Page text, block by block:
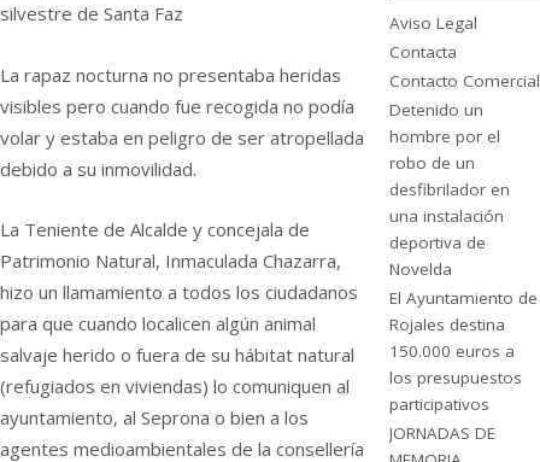
silvestre de Santa Faz
La rapaz nocturna no presentaba heridas
visibles pero cuando fue recogida no podía
volar y estaba en peligro de ser atropellada
debido a su inmovilidad.
La Teniente de Alcalde y concejala de
Patrimonio Natural, Inmaculada Chazarra,
hizo un llamamiento a todos los ciudadanos
para que cuando localicen algún animal
salvaje herido o fuera de su hábitat natural
(refugiados en viviendas) lo comuniquen al
ayuntamiento, al Seprona o bien a los
agentes medioambientales de la consellería
Aviso Legal
Contacta
Contacto Comercial
Detenido un
hombre por el
robo de un
desfibrilador en
una instalación
deportiva de
Novelda
El Ayuntamiento de
Rojales destina
150.000 euros a
los presupuestos
participativos
JORNADAS DE